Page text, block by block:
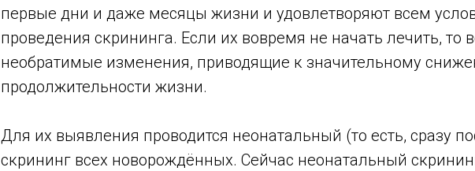
первые дни и даже месяцы жизни и удовлетворяют всем
проведения скрининга. Если их вовремя не начать лечить, то
необратимые изменения, приводящие к значительному
продолжительности жизни.
Для их выявления проводится неонатальный (то есть, сразу
скрининг всех новорождённых. Сейчас неонатальный